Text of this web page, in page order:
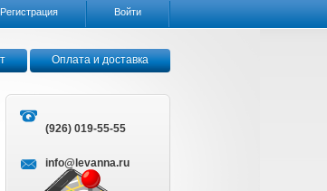
Регистрация Войти
Оплата и доставка
(926) 019-55-55
info@levanna.ru